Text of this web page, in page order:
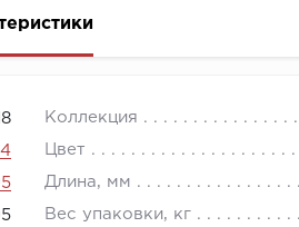
Коллекция
Цвет
Длина, мм
Вес упаковки, кг